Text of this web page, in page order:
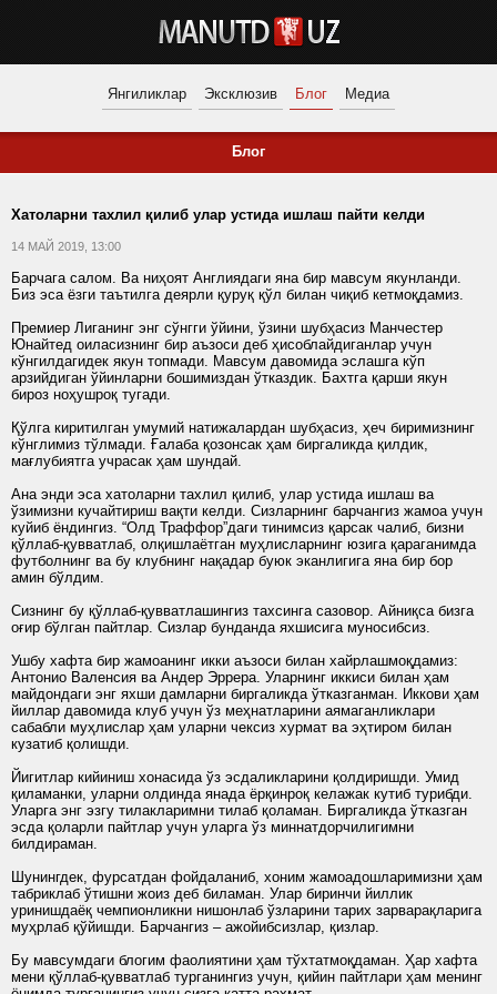
Янгиликлар Эксклюзив Блог Медиа
Блог
Хатоларни тахлил қилиб улар устида ишлаш пайти келди
14 МАЙ 2019, 13:00
Барчага салом. Ва ниҳоят Англиядаги яна бир мавсум якунланди.
Биз эса ёзги таътилга деярли қуруқ қўл билан чиқиб кетмоқдамиз.
Премиер Лиганинг энг сўнгги ўйини, ўзини шубҳасиз Манчестер
Юнайтед оиласизнинг бир аъзоси деб ҳисоблайдиганлар учун
кўнгилдагидек якун топмади. Мавсум давомида эслашга кўп
арзийдиган ўйинларни бошимиздан ўтказдик. Бахтга қарши якун
бироз ноҳушроқ тугади.
Қўлга киритилган умумий натижалардан шубҳасиз, ҳеч биримизнинг
кўнглимиз тўлмади. Ғалаба қозонсак ҳам биргаликда қилдик,
мағлубиятга учрасак ҳам шундай.
Ана энди эса хатоларни тахлил қилиб, улар устида ишлаш ва
ўзимизни кучайтириш вақти келди. Сизларнинг барчангиз жамоа учун
куйиб ёндингиз. “Олд Траффор”даги тинимсиз қарсак чалиб, бизни
қўллаб-қувватлаб, олқишлаётган муҳлисларнинг юзига қараганимда
футболнинг ва бу клубнинг нақадар буюк эканлигига яна бир бор
амин бўлдим.
Сизнинг бу қўллаб-қувватлашингиз тахсинга сазовор. Айниқса бизга
оғир бўлган пайтлар. Сизлар бунданда яхшисига муносибсиз.
Ушбу хафта бир жамоанинг икки аъзоси билан хайрлашмоқдамиз:
Антонио Валенсия ва Андер Эррера. Уларнинг иккиси билан ҳам
майдондаги энг яхши дамларни биргаликда ўтказганман. Иккови ҳам
йиллар давомида клуб учун ўз меҳнатларини аямаганликлари
сабабли муҳлислар ҳам уларни чексиз хурмат ва эҳтиром билан
кузатиб қолишди.
Йигитлар кийиниш хонасида ўз эсдаликларини қолдиришди. Умид
қиламанки, уларни олдинда янада ёрқинроқ келажак кутиб турибди.
Уларга энг эзгу тилакларимни тилаб қоламан. Биргаликда ўтказган
эсда қоларли пайтлар учун уларга ўз миннатдорчилигимни
билдираман.
Шунингдек, фурсатдан фойдаланиб, хоним жамоадошларимизни ҳам
табриклаб ўтишни жоиз деб биламан. Улар биринчи йиллик
уринишдаёқ чемпионликни нишонлаб ўзларини тарих зарварақларига
муҳрлаб қўйишди. Барчангиз – ажойибсизлар, қизлар.
Бу мавсумдаги блогим фаолиятини ҳам тўхтатмоқдаман. Ҳар хафта
мени қўллаб-қувватлаб турганингиз учун, қийин пайтлари ҳам менинг